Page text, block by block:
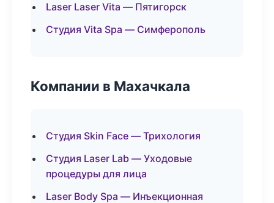
Laser Laser Vita — Пятигорск
Студия Vita Spa — Симферополь
Компании в Махачкала
Студия Skin Face — Трихология
Студия Laser Lab — Уходовые
процедуры для лица
Laser Body Spa — Инъекционная